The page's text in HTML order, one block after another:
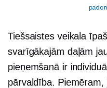
Tiešsaistes veikala
svarīgākajām daļām
pieņemšanā ir
pārvaldība. Piemēram,